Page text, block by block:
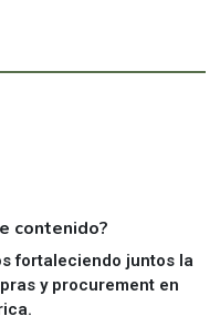
contenido?
fortaleciendo juntos la
y procurement en